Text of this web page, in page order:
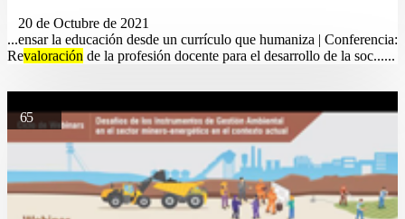
20 de Octubre de 2021
...ensar la educación desde un currículo que humaniza | Conferencia:
Revaloración de la profesión docente para el desarrollo de la soc......
65